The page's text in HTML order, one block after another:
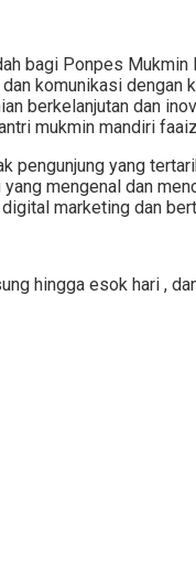
bagi Ponpes
komunikasi
berkelanjutan dan
mukmin mandiri
pengunjung yang
mengenal dan
marketing dan
hingga esok hari ,